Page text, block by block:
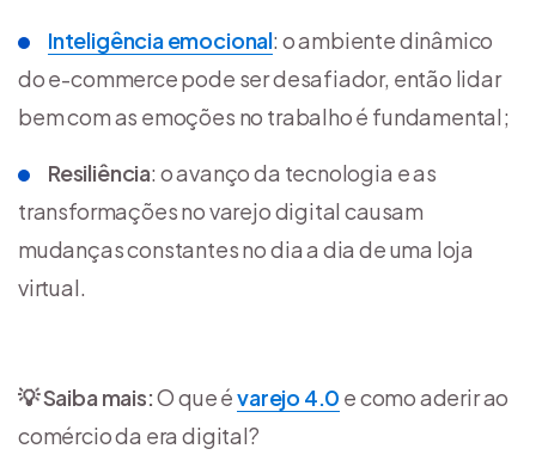
Inteligência emocional: o ambiente dinâmico
do e-commerce pode ser desafiador, então lidar
bem com as emoções no trabalho é fundamental;
Resiliência: o avanço da tecnologia e as
transformações no varejo digital causam
mudanças constantes no dia a dia de uma loja
virtual.
💡 Saiba mais:O que évarejo 4.0 e como aderir ao
comércio da era digital?